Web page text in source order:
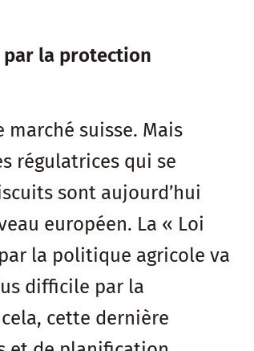
par la protection
suisse. Mais
régulatrices qui se
sont aujourd’hui
européen. La « Loi
la politique agricole va
difficile par la
cette dernière